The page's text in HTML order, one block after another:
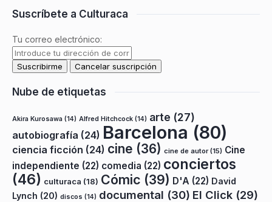
Suscríbete a Culturaca
Tu correo electrónico:
Nube de etiquetas
Akira Kurosawa (14) Alfred Hitchcock (14) arte (27)
autobiografía (24) Barcelona (80)
ciencia ficción (24) cine (36) cine de autor(15) Cine
independiente (22) comedia (22) conciertos
(46) culturaca (18) Cómic (39) D'A (22) David
Lynch (20) discos (14) documental (30) El Click (29)